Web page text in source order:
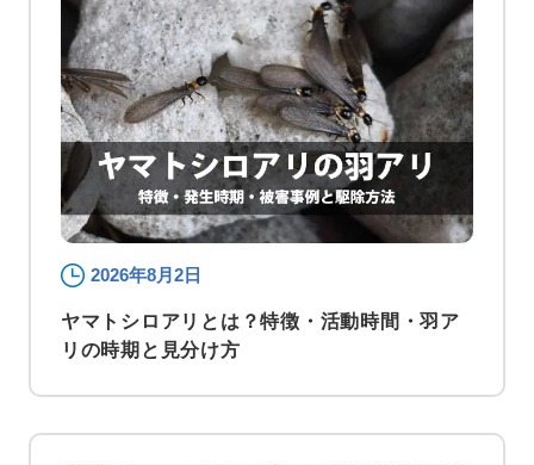
2026年8月2日
ヤマトシロアリとは？特徴・活動時間・羽ア
リの時期と見分け方